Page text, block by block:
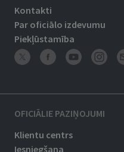
Kontakti
Par oficiālo izdevumu
Piekļūstamība
OFICIĀLIE PAZIŅOJUMI
Klientu centrs
Iesniegšana